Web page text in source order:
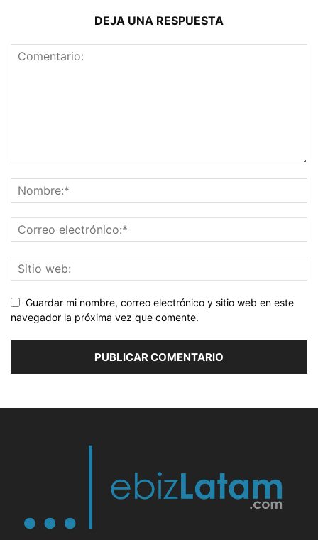
DEJA UNA RESPUESTA
Guardar mi nombre, correo electrónico y sitio web en este
navegador la próxima vez que comente.